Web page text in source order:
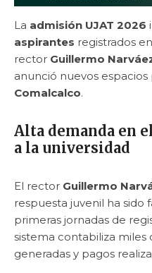
La admisión UJAT 2026
aspirantes registrados en
rector Guillermo
anunció nuevos
Comalcalco.
Alta demanda en
a la universidad
El rector Guillermo
respuesta juvenil ha sido
primeras jornadas de
sistema contabiliza
generadas y pagos